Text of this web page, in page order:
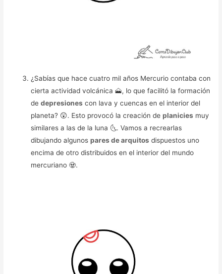
¿Sabías que hace cuatro mil años Mercurio contaba con
cierta actividad volcánica 🗻, lo que facilitó la formación
dedepresiones con lava y cuencas en el interior del
planeta? 😲. Esto provocó la creación deplanicies muy
similares a las de la luna 🌜. Vamos a recrearlas
dibujando algunospares de arquitos dispuestos uno
encima de otro distribuidos en el interior del mundo
mercuriano 🧟.